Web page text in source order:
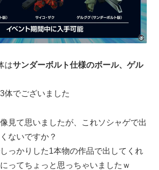
はサンダーボルト仕様のボール、ゲル
体でございました
見て思いましたが、これソシャゲで出
ないですか？
っかりした1本物の作品で出してくれ
ってちょっと思っちゃいましたｗ